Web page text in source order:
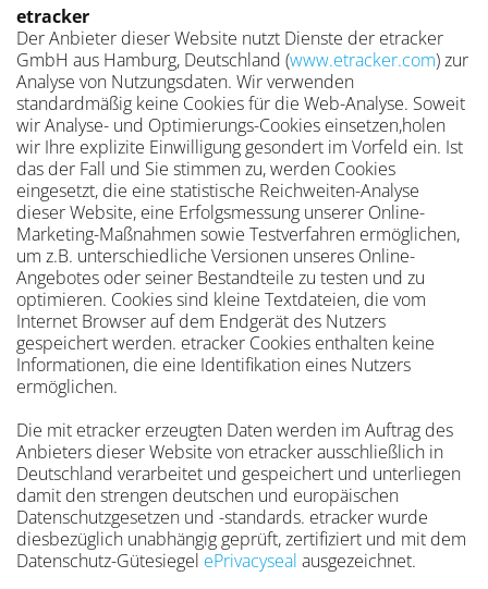
etracker
Der Anbieter dieser Website nutzt Dienste der etracker
GmbH aus Hamburg, Deutschland (www.etracker.com) zur
Analyse von Nutzungsdaten. Wir verwenden
standardmäßig keine Cookies für die Web-Analyse. Soweit
wir Analyse- und Optimierungs-Cookies einsetzen,holen
wir Ihre explizite Einwilligung gesondert im Vorfeld ein. Ist
das der Fall und Sie stimmen zu, werden Cookies
eingesetzt, die eine statistische Reichweiten-Analyse
dieser Website, eine Erfolgsmessung unserer Online-
Marketing-Maßnahmen sowie Testverfahren ermöglichen,
um z.B. unterschiedliche Versionen unseres Online-
Angebotes oder seiner Bestandteile zu testen und zu
optimieren. Cookies sind kleine Textdateien, die vom
Internet Browser auf dem Endgerät des Nutzers
gespeichert werden. etracker Cookies enthalten keine
Informationen, die eine Identifikation eines Nutzers
ermöglichen.
Die mit etracker erzeugten Daten werden im Auftrag des
Anbieters dieser Website von etracker ausschließlich in
Deutschland verarbeitet und gespeichert und unterliegen
damit den strengen deutschen und europäischen
Datenschutzgesetzen und -standards. etracker wurde
diesbezüglich unabhängig geprüft, zertifiziert und mit dem
Datenschutz-Gütesiegel ePrivacyseal ausgezeichnet.